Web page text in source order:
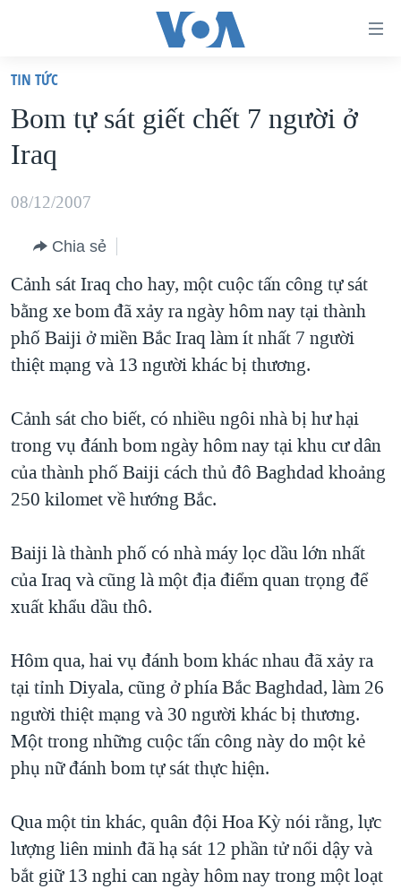
truy
cập
Tới
dung
chính
điều
hướng
chính
Đi
"Tìm"
VIỆT NAM
HOA KỲ
BIỂN ĐÔNG
BLOG
DIỄN ĐÀN
MỤC
TỰ DO BÁO CHÍ
NGƯỜI VIỆT HẢI NGOẠI
ĐỜI SỐNG
SỨC KHOẺ
VĂN HOÁ
THỂ THAO
CHUYÊN ĐỀ
HÀNH TRÌNH BẦU CỬ 2024
MỘT NĂM CHIẾN TRANH TẠI DẢI GAZA
GIẢI MÃ VÀNH ĐAI & CON ĐƯỜNG
TRỊNH VĨNH BÌNH - NGƯỜI HẠ 'BÊN THẮNG CUỘC'
GROUND ZERO – XƯA VÀ NAY
CÁC GIÁ TRỊ CỘNG HÒA Ở VIỆT NAM
THƯỢNG ĐỈNH TRUMP-KIM TẠI VIỆT NAM
TRỊNH VĨNH BÌNH VS. CHÍNH PHỦ VIỆT NAM
NGƯ DÂN VIỆT VÀ LÀN SÓNG TRỘM HẢI SÂM
QUAN HỆ VIỆT MỸ
VIDEO
NGHE
MẠNG XÃ HỘI
Ngôn ngữ khác
TIN TỨC
Bom tự sát giết chết 7 người ở
Iraq
08/12/2007
Chia sẻ
Cảnh sát Iraq cho hay, một cuộc tấn công tự sát
bằng xe bom đã xảy ra ngày hôm nay tại thành
phố Baiji ở miền Bắc Iraq làm ít nhất 7 người
thiệt mạng và 13 người khác bị thương.
Cảnh sát cho biết, có nhiều ngôi nhà bị hư hại
trong vụ đánh bom ngày hôm nay tại khu cư dân
của thành phố Baiji cách thủ đô Baghdad khoảng
250 kilomet về hướng Bắc.
Baiji là thành phố có nhà máy lọc dầu lớn nhất
của Iraq và cũng là một địa điểm quan trọng để
xuất khẩu dầu thô.
Hôm qua, hai vụ đánh bom khác nhau đã xảy ra
tại tỉnh Diyala, cũng ở phía Bắc Baghdad, làm 26
người thiệt mạng và 30 người khác bị thương.
Một trong những cuộc tấn công này do một kẻ
phụ nữ đánh bom tự sát thực hiện.
Qua một tin khác, quân đội Hoa Kỳ nói rằng, lực
lượng liên minh đã hạ sát 12 phần tử nổi dậy và
bắt giữ 13 nghi can ngày hôm nay trong một loạt